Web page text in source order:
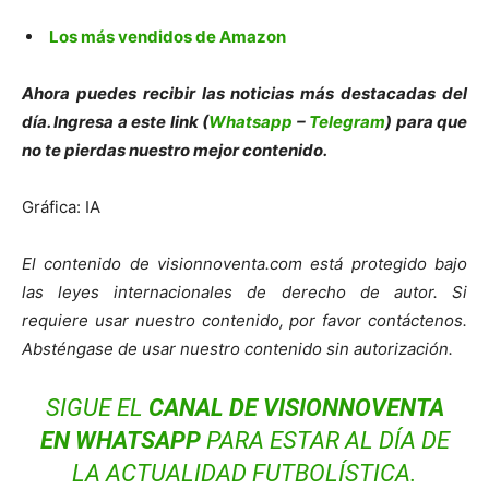
Los más vendidos de Amazon
Ahora puedes recibir las noticias más destacadas del
día. Ingresa a este link (Whatsapp – Telegram) para que
no te pierdas nuestro mejor contenido.
Gráfica: IA
El contenido de visionnoventa.com está protegido bajo
las leyes internacionales de derecho de autor. Si
requiere usar nuestro contenido, por favor contáctenos.
Absténgase de usar nuestro contenido sin autorización.
SIGUE EL CANAL DE VISIONNOVENTA
EN WHATSAPPPARA ESTAR AL DÍA DE
LA ACTUALIDAD FUTBOLÍSTICA.